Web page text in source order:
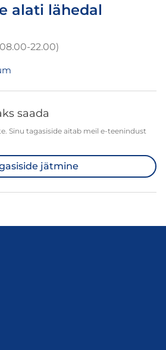
alati lähedal
22.00)
saada
Sinu tagasiside aitab meil e-teenindust
jätmine